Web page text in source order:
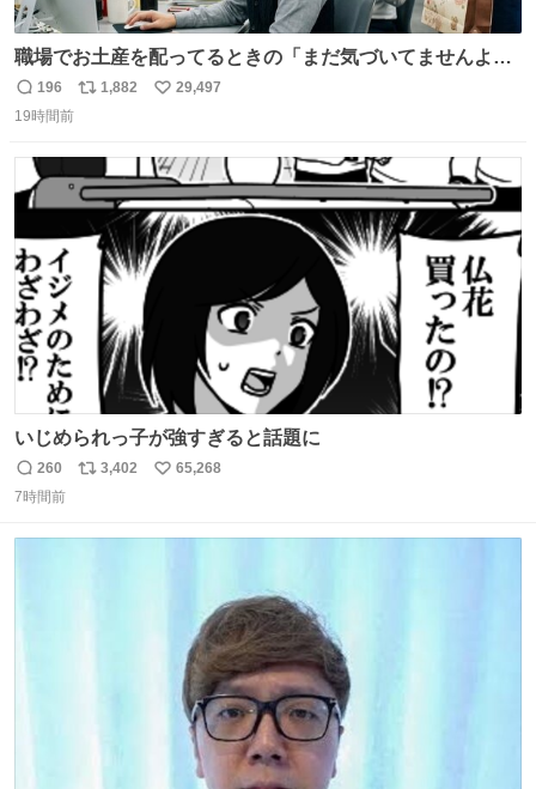
職場でお土産を配ってるときの「まだ気づいてませんよ」
的な演技が毎回シンドい。
返
信
196
リ
ト
数
1,882
い
数
29,497
19時間前
いじめられっ子が強すぎると話題に
返
信
260
リ
3,402
い
65,268
7時間前